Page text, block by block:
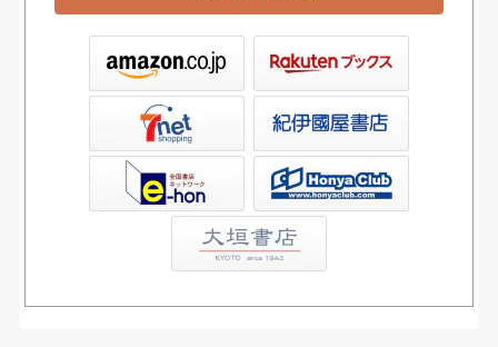
書店ウェブストア